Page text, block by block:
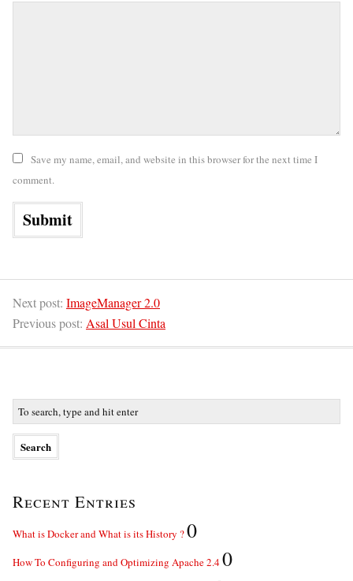
Save my name, email, and website in this browser for the next time I
comment.
Next post: ImageManager 2.0
Previous post: Asal Usul Cinta
Recent Entries
What is Docker and What is its History ?0
How To Configuring and Optimizing Apache 2.40